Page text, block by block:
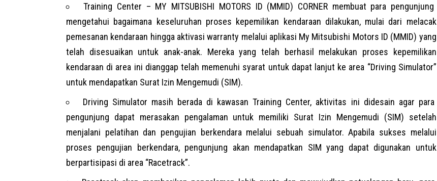
Training Center – MY MITSUBISHI MOTORS ID (MMID) CORNER membuat para pengunjung
mengetahui bagaimana keseluruhan proses kepemilikan kendaraan dilakukan, mulai dari melacak
pemesanan kendaraan hingga aktivasi warranty melalui aplikasi My Mitsubishi Motors ID (MMID) yang
telah disesuaikan untuk anak-anak. Mereka yang telah berhasil melakukan proses kepemilikan
kendaraan di area ini dianggap telah memenuhi syarat untuk dapat lanjut ke area “Driving Simulator”
untuk mendapatkan Surat Izin Mengemudi (SIM).
Driving Simulator masih berada di kawasan Training Center, aktivitas ini didesain agar para
pengunjung dapat merasakan pengalaman untuk memiliki Surat Izin Mengemudi (SIM) setelah
menjalani pelatihan dan pengujian berkendara melalui sebuah simulator. Apabila sukses melalui
proses pengujian berkendara, pengunjung akan mendapatkan SIM yang dapat digunakan untuk
berpartisipasi di area “Racetrack”.